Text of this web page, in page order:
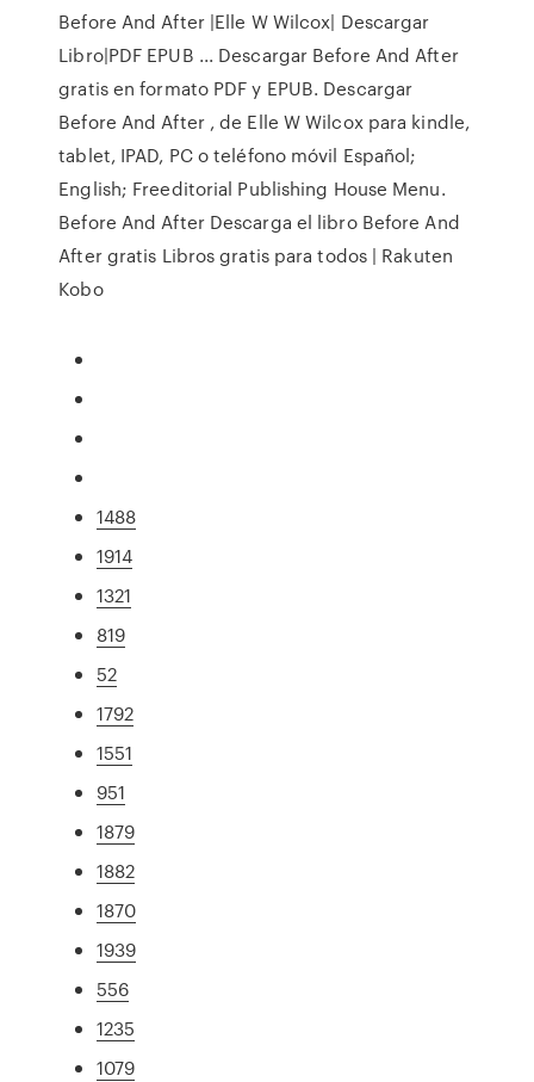
Before And After |Elle W Wilcox| Descargar
Libro|PDF EPUB ... Descargar Before And After
gratis en formato PDF y EPUB. Descargar
Before And After , de Elle W Wilcox para kindle,
tablet, IPAD, PC o teléfono móvil Español;
English; Freeditorial Publishing House Menu.
Before And After Descarga el libro Before And
After gratis Libros gratis para todos | Rakuten
Kobo
1488
1914
1321
819
52
1792
1551
951
1879
1882
1870
1939
556
1235
1079